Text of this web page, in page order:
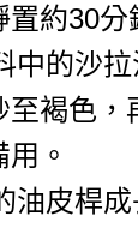
置約30分
中的沙
至褐色，
。
油皮桿